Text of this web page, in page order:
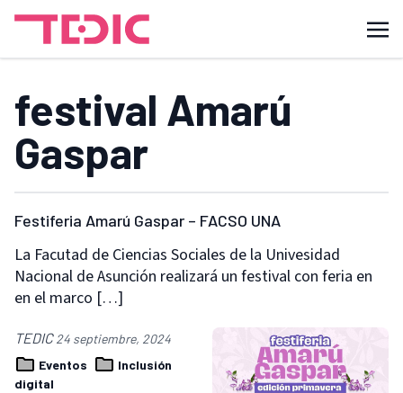
festival Amarú
Gaspar
Festiferia Amarú Gaspar – FACSO UNA
La Facutad de Ciencias Sociales de la Univesidad
Nacional de Asunción realizará un festival con feria en
en el marco […]
TEDIC24 septiembre, 2024
Eventos
Inclusión
digital